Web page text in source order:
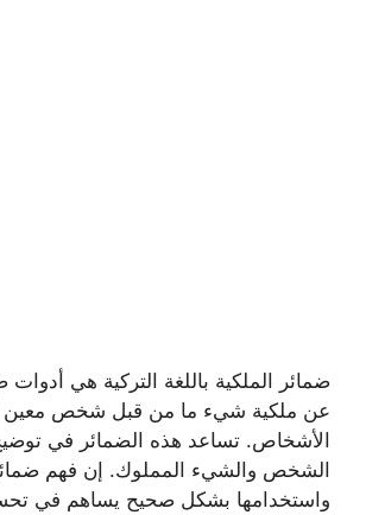
ضمائر الملكية باللغة التركية هي أدوات
عن ملكية شيء ما من قبل شخص معين
الأشخاص. تساعد هذه الضمائر في توضيح
الشخص والشيء المملوك. إن فهم
واستخدامها بشكل صحيح يساهم في